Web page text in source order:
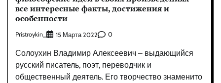
все интересные факты, достижения и
особенности
Pristroykin_ 15 Марта 2022 0
Солоухин Владимир Алексеевич – выдающийся
русский писатель, поэт, переводчик и
общественный деятель. Его творчество знаменито